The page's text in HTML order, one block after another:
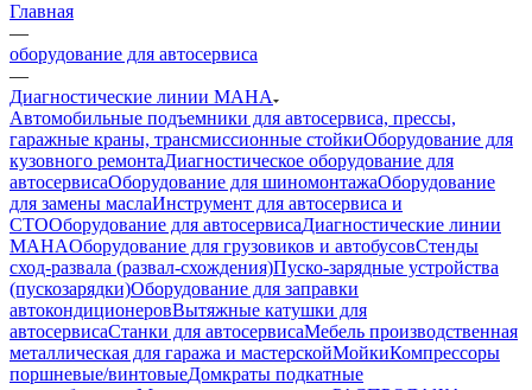
Главная
—
оборудование для автосервиса
—
Диагностические линии MAHA
Автомобильные подъемники для автосервиса, прессы,
гаражные краны, трансмиссионные стойкиОборудование для
кузовного ремонтаДиагностическое оборудование для
автосервисаОборудование для шиномонтажаОборудование
для замены маслаИнструмент для автосервиса и
СТООборудование для автосервисаДиагностические линии
MAHAОборудование для грузовиков и автобусовСтенды
сход-развала (развал-схождения)Пуско-зарядные устройства
(пускозарядки)Оборудование для заправки
автокондиционеровВытяжные катушки для
автосервисаСтанки для автосервисаМебель производственная
металлическая для гаража и мастерскойМойкиКомпрессоры
поршневые/винтовыеДомкраты подкатные